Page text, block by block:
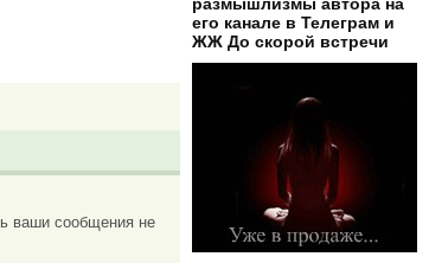
ваши сообщения не
его канале в Телеграм и
ЖЖ До скорой встречи